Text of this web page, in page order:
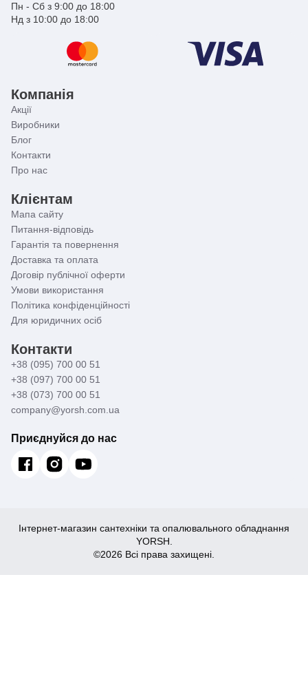
Зверніть увагу!
змішувача Cron Focus – від 100 до 110 см від
рівня підлоги з покриттям для підлоги.
Якщо вперше зіткнулися з необхідністю підбору
«Як вибрати змішувач для ванни?»
Пн - Сб з 9:00 до 18:00
Нд з 10:00 до 18:00
Компанія
Акції
Виробники
Блог
Контакти
Про нас
Клієнтам
Мапа сайту
Питання-відповідь
Гарантія та повернення
Доставка та оплата
Договір публічної оферти
Умови використання
Політика конфіденційності
Для юридичних осіб
Контакти
+38 (095) 700 00 51
+38 (097) 700 00 51
+38 (073) 700 00 51
company@yorsh.com.ua
Приєднуйся до нас
Інтернет-магазин сантехніки та опалювального обладнання
YORSH.
©2026 Всі права захищені.